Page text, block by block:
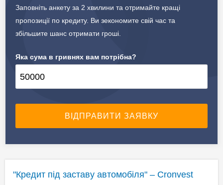
✔️ Строк кредитування 1 - 5 років
Заповніть анкету за 2 хвилини та отримайте кращі
пропозиції по кредиту. Ви зекономите свій час та
збільшите шанс отримати гроші.
Яка сума в гривнях вам потрібна?
"Кредит під заставу автомобіля" – Cronvest